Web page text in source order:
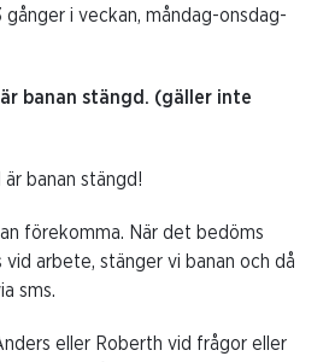
gånger i veckan, måndag-onsdag-
banan stängd. (gäller inte
banan stängd!
förekomma. När det bedöms
arbete, stänger vi banan och då
sms.
eller Roberth vid frågor eller